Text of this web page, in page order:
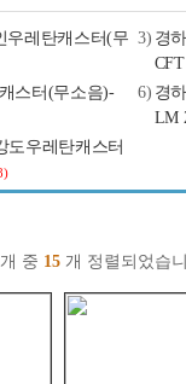
우레탄캐스터(무 3) 경
스터(무소음)-
6) 경
LM
도우레탄캐스터
중 15개 정렬되었습